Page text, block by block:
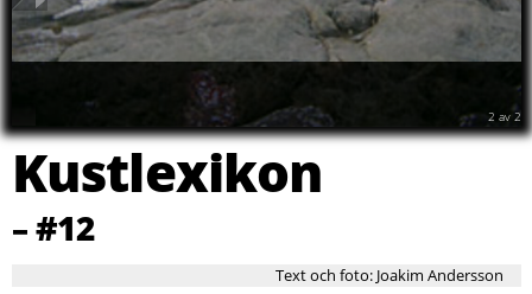
Kontakt
Sök
Pausa
2 av 2
Kustlexikon
– #12
Text och foto: Joakim Andersson